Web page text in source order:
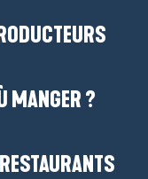
MANGER ?
RESTAURANTS